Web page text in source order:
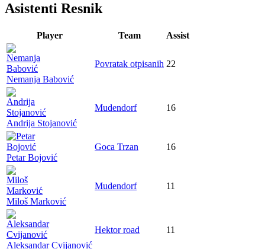
Asistenti Resnik
Player Team Assist
Nemanja Babović
Povratak otpisanih 22
Andrija Stojanović
Mudendorf 16
Petar Bojović
Goca Trzan 16
Miloš Marković
Mudendorf 11
Aleksandar Cvijanović
Hektor road 11